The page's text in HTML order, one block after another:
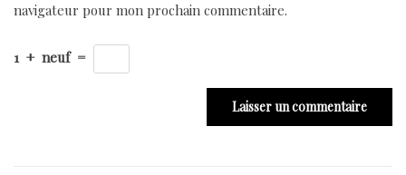
navigateur pour mon prochain commentaire.
1 + neuf =